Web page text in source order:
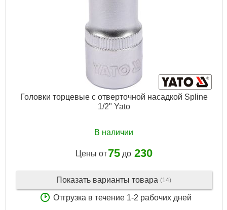
Головки торцевые с отверточной насадкой Spline
1/2" Yato
В наличии
Цены от 75до 230
Показать варианты товара (14)
Отгрузка в течение 1-2 рабочих дней